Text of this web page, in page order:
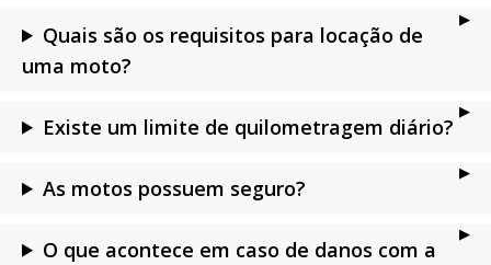
Quais são os requisitos para locação de
uma moto?
Existe um limite de quilometragem diário?
As motos possuem seguro?
O que acontece em caso de danos com a